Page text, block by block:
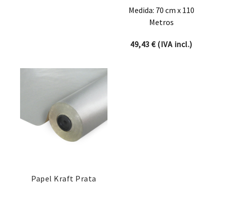
Medida: 70 cm x 110
Metros
49,43€(IVA incl.)
Papel Kraft Prata